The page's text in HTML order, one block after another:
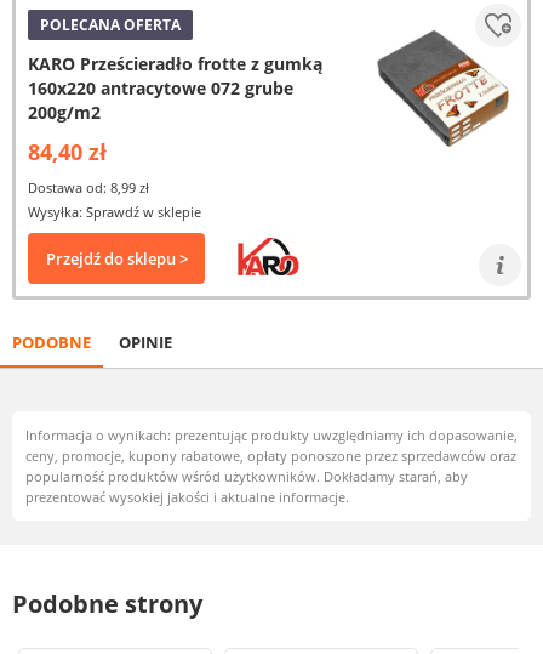
POLECANA OFERTA
KARO Prześcieradło frotte z gumką
160x220 antracytowe 072 grube
200g/m2
84,40 zł
Dostawa od: 8,99 zł
Wysyłka: Sprawdź w sklepie
Przejdź do sklepu >
PODOBNE OPINIE
Informacja o wynikach: prezentując produkty uwzględniamy ich dopasowanie,
ceny, promocje, kupony rabatowe, opłaty ponoszone przez sprzedawców oraz
popularność produktów wśród użytkowników. Dokładamy starań, aby
prezentować wysokiej jakości i aktualne informacje.
Podobne strony